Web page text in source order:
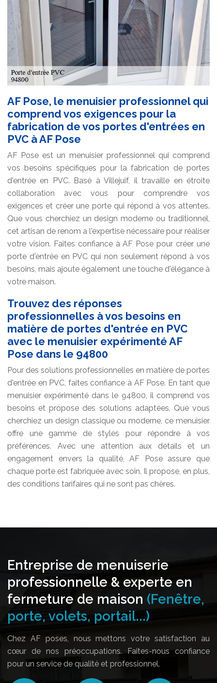
AF Pose, le menuisier professionnel qui
comprend vos exigences pour la
fabrication de vos portes d'entrées en
PVC à AF Pose
AF Pose est un menuisier professionnel qui comprend
vos besoins spécifiques pour la fabrication de portes
d'entrée en PVC. Basé à Villejuif, il travaille en étroite
collaboration avec vous pour comprendre vos
exigences et créer une porte qui répond à vos attentes.
Que vous cherchiez un design moderne ou traditionnel,
cet artisan de renom a l'expertise nécessaire pour réaliser
votre vision. Faites confiance à AF Pose pour créer une
porte d'entrée en PVC qui non seulement répond à vos
besoins, mais ajoute également une touche d'élégance à
votre maison.
Trouvez des réponses
professionnelles à vos besoins en
matière de portes d'entrée en PVC
avec le menuisier expérimenté AF
Pose dans le 94800
Pour des solutions professionnelles en matière de portes
d'entrée en PVC, faites confiance à AF Pose. En tant que
menuisier expérimenté dans le 94800, il comprend vos
besoins et propose des solutions adaptées. Que vous
cherchiez un design classique ou moderne, ce menuisier
offre une gamme de styles pour répondre à vos
préférences. Avec une attention aux détails et un
engagement envers la qualité, AF Pose assure que
chaque porte est fabriquée avec soin. Il propose, en plus,
des conditions tarifaires qui ne sont pas chères.
Entreprise de menuiserie
professionnelle & experte en
fermeture de maison (Fenêtre,
porte, volets, portail...)
Chez AF poses, nous mettons votre satisfaction au
cœur de nos préoccupations. Faites-nous confiance
pour un service de qualité et professionnel.